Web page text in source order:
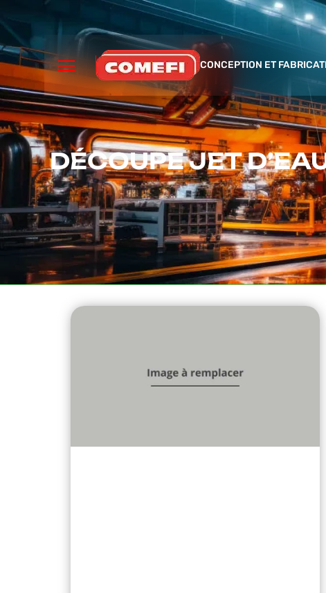
CONCEPTION ET
DÉCOUPE JET